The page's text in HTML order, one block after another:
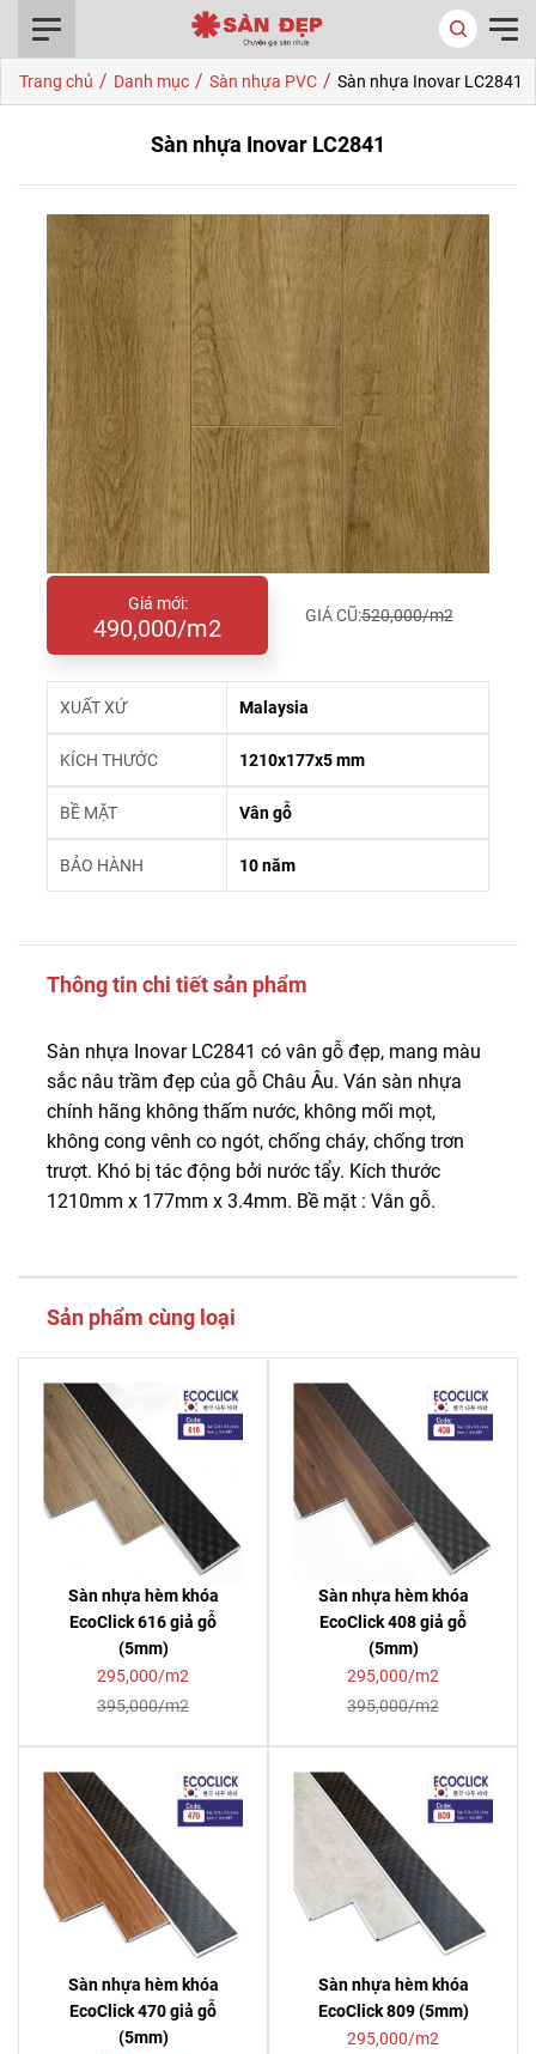
Trang chủ / Danh mục / Sàn nhựa PVC / Sàn nhựa Inovar LC2841
Sàn nhựa Inovar LC2841
Giá mới:
490,000/m2 GIÁ CŨ:520,000/m2
XUẤT XỨ Malaysia
KÍCH THƯỚC 1210x177x5 mm
BỀ MẶT Vân gỗ
BẢO HÀNH 10 năm
Thông tin chi tiết sản phẩm
Sàn nhựa Inovar LC2841 có vân gỗ đẹp, mang màu
sắc nâu trầm đẹp của gỗ Châu Âu. Ván sàn nhựa
chính hãng không thấm nước, không mối mọt,
không cong vênh co ngót, chống cháy, chống trơn
trượt. Khó bị tác động bởi nước tẩy. Kích thước
1210mm x 177mm x 3.4mm. Bề mặt : Vân gỗ.
Sản phẩm cùng loại
Sàn nhựa hèm khóa
EcoClick 616 giả gỗ
(5mm)
295,000/m2
395,000/m2
Sàn nhựa hèm khóa
EcoClick 408 giả gỗ
(5mm)
295,000/m2
395,000/m2
Sàn nhựa hèm khóa
EcoClick 470 giả gỗ
(5mm)
Sàn nhựa hèm khóa
EcoClick 809 (5mm)
295,000/m2